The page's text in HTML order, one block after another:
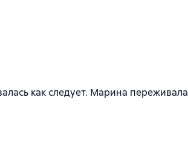
как следует. Марина переживала